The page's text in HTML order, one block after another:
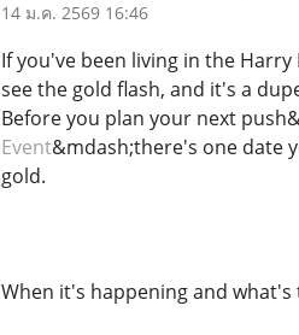
14 ม.ค. 2569 16:46
If you've been living in the
see the gold flash, and it's a
Before you plan your next
Event&mdash;there's one date
gold.
When it's happening and what's